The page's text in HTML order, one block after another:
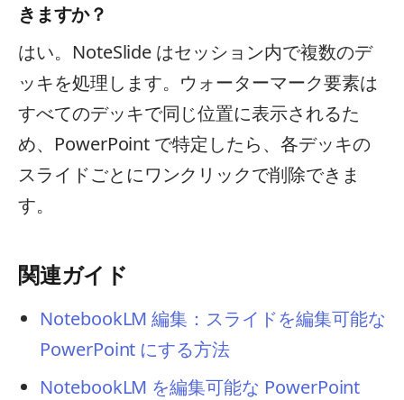
きますか？
はい。NoteSlide はセッション内で複数のデ
ッキを処理します。ウォーターマーク要素は
すべてのデッキで同じ位置に表示されるた
め、PowerPoint で特定したら、各デッキの
スライドごとにワンクリックで削除できま
す。
関連ガイド
NotebookLM 編集：スライドを編集可能な
PowerPoint にする方法
NotebookLM を編集可能な PowerPoint